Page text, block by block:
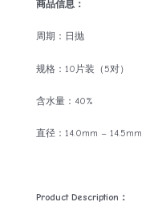
商品信息：
周期：日抛
规格：10片装（5对）
含水量：40%
直径：14.0mm – 14.5mm
Product Description：